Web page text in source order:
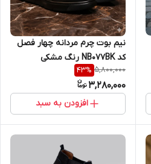
نیم بوت چرم مردانه چهار فصل
کد NB077BK رنگ مشکی
5,800,000
43%
3,280,000
افزودن به سبد